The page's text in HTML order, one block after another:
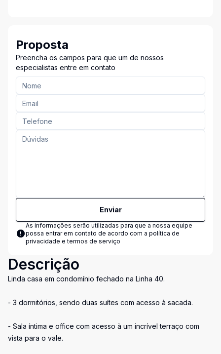
Proposta
Preencha os campos para que um de nossos
especialistas entre em contato
Enviar
As informações serão utilizadas para que a nossa equipe
possa entrar em contato de acordo com a política de
privacidade e termos de serviço
Descrição
Linda casa em condomínio fechado na Linha 40.
- 3 dormitórios, sendo duas suítes com acesso à sacada.
- Sala íntima e office com acesso à um incrível terraço com
vista para o vale.